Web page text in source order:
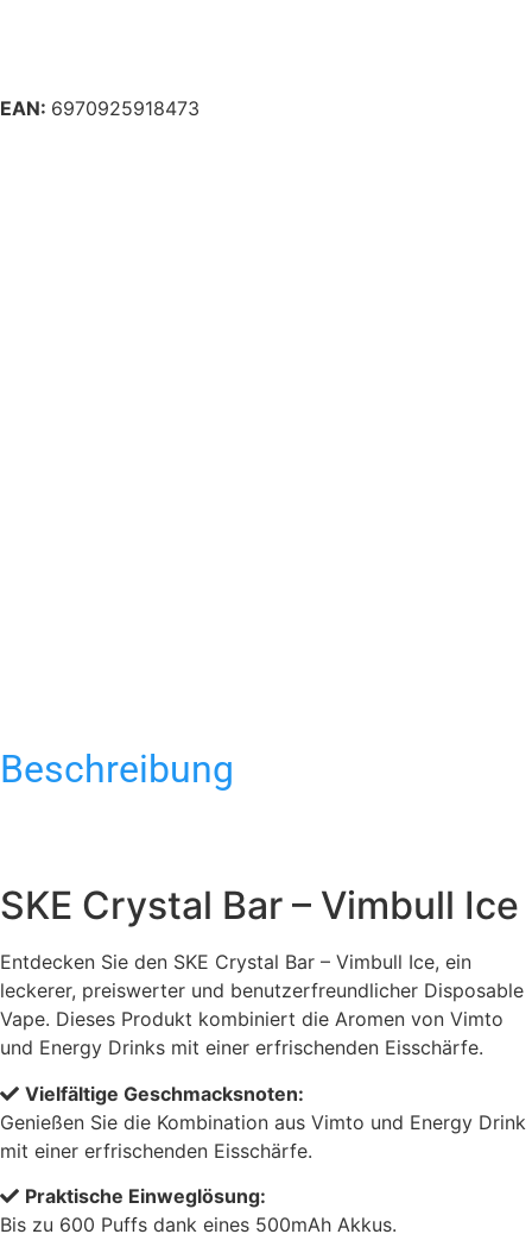
EAN: 6970925918473
Beschreibung
SKE Crystal Bar – Vimbull Ice
Entdecken Sie den SKE Crystal Bar – Vimbull Ice, ein
leckerer, preiswerter und benutzerfreundlicher Disposable
Vape. Dieses Produkt kombiniert die Aromen von Vimto
und Energy Drinks mit einer erfrischenden Eisschärfe.
Vielfältige Geschmacksnoten:
Genießen Sie die Kombination aus Vimto und Energy Drink
mit einer erfrischenden Eisschärfe.
Praktische Einweglösung:
Bis zu 600 Puffs dank eines 500mAh Akkus.